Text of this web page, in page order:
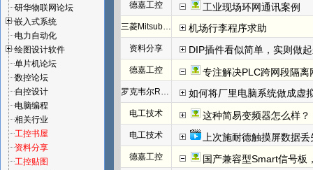
研华物联网论坛
嵌入式系统
电力自动化
绘图设计软件
单片机论坛
数控论坛
自控设计
电脑编程
相关行业
工控书屋
资料分享
工控贴图
德嘉工控 工业现场环网通讯案例
三菱Mitsubishi 机场行李程序求助
资料分享 DIP插件看似简单，实则做
德嘉工控 专注解决PLC跨网段隔离
罗克韦尔Rockwell(AB) 如何将厂里电脑系统做成虚
电工技术 这种简易变频器怎么样？
电工技术 上次施耐德触摸屏数据丢
德嘉工控 国产兼容型Smart信号板，通